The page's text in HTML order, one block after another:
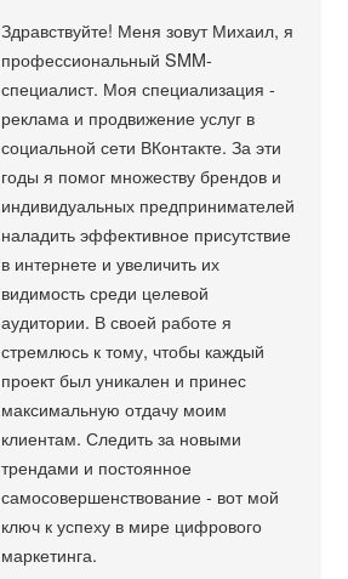
Здравствуйте! Меня зовут Михаил, я
профессиональный SMM-
специалист. Моя специализация -
реклама и продвижение услуг в
социальной сети ВКонтакте. За эти
годы я помог множеству брендов и
индивидуальных предпринимателей
наладить эффективное присутствие
в интернете и увеличить их
видимость среди целевой
аудитории. В своей работе я
стремлюсь к тому, чтобы каждый
проект был уникален и принес
максимальную отдачу моим
клиентам. Следить за новыми
трендами и постоянное
самосовершенствование - вот мой
ключ к успеху в мире цифрового
маркетинга.